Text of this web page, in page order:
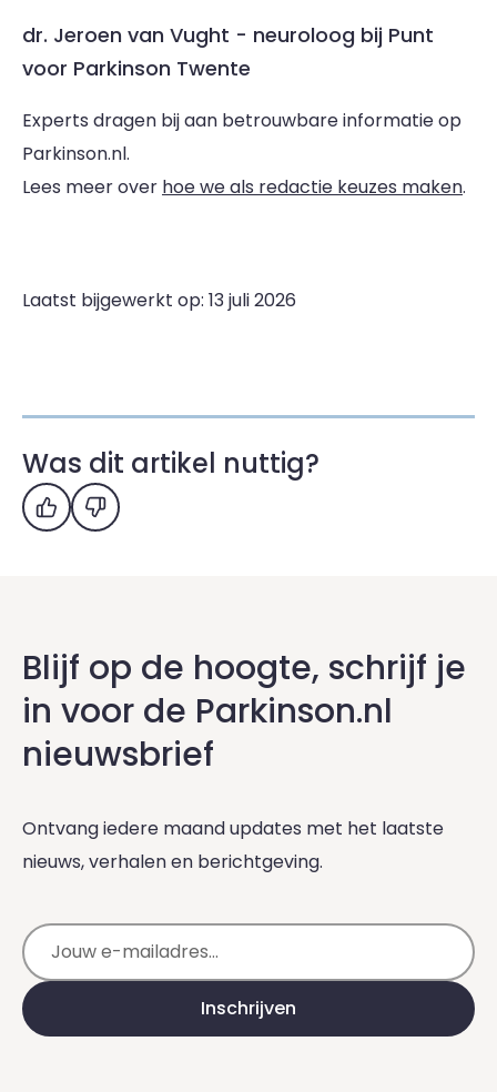
dr. Jeroen van Vught - neuroloog bij Punt
voor Parkinson Twente
Experts dragen bij aan betrouwbare informatie op
Parkinson.nl.
Lees meer over hoe we als redactie keuzes maken.
Laatst bijgewerkt op: 13 juli 2026
Was dit artikel nuttig?
Ja Nee
Blijf op de hoogte, schrijf je
in voor de Parkinson.nl
nieuwsbrief
Ontvang iedere maand updates met het laatste
nieuws, verhalen en berichtgeving.
E-mailadres
Inschrijven